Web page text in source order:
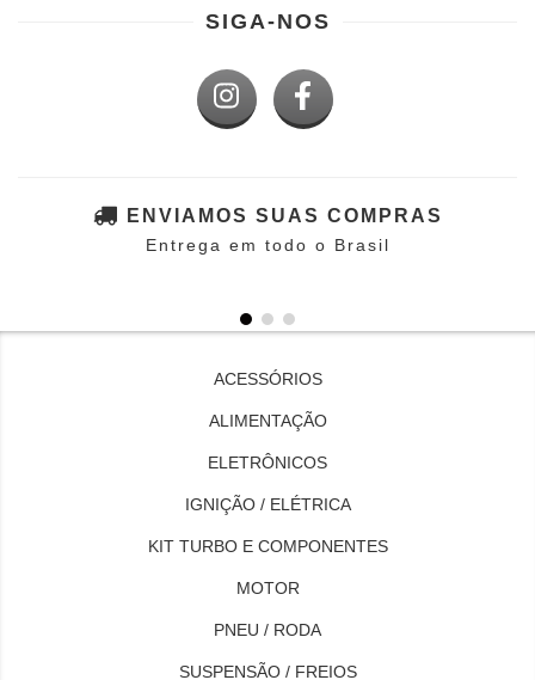
SIGA-NOS
ENVIAMOS SUAS COMPRAS
Entrega em todo o Brasil
ACESSÓRIOS
ALIMENTAÇÃO
ELETRÔNICOS
IGNIÇÃO / ELÉTRICA
KIT TURBO E COMPONENTES
MOTOR
PNEU / RODA
SUSPENSÃO / FREIOS